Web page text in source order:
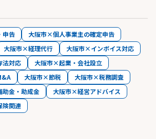
申告
大阪市×個人事業主の確定申告
大阪市×経理代行
大阪市×インボイス対応
法対応
大阪市×起業・会社設立
大阪市×節税
大阪市×税務調査
金・助成金
大阪市×経営アドバイス
険関連